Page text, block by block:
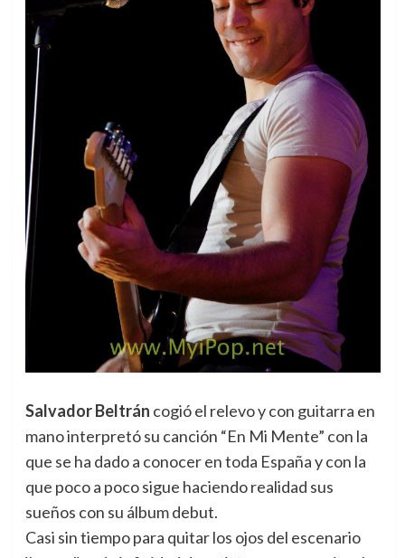
Salvador Beltrán cogió el relevo y con guitarra en
mano interpretó su canción “En Mi Mente” con la
que se ha dado a conocer en toda España y con la
que poco a poco sigue haciendo realidad sus
sueños con su álbum debut.
Casi sin tiempo para quitar los ojos del escenario